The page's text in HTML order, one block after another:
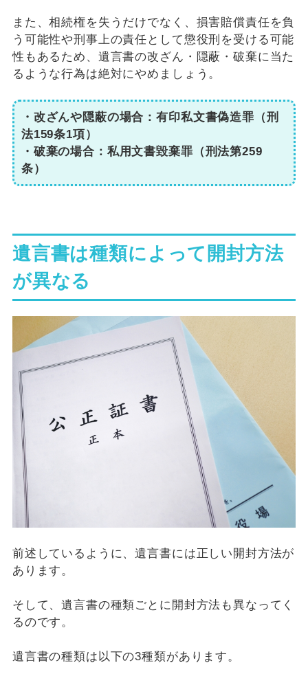
また、相続権を失うだけでなく、損害賠償責任を負
う可能性や刑事上の責任として懲役刑を受ける可能
性もあるため、遺言書の改ざん・隠蔽・破棄に当た
るような行為は絶対にやめましょう。
・改ざんや隠蔽の場合：有印私文書偽造罪（刑
法159条1項）
・破棄の場合：私用文書毀棄罪（刑法第259
条）
遺言書は種類によって開封方法
が異なる
前述しているように、遺言書には正しい開封方法が
あります。
そして、遺言書の種類ごとに開封方法も異なってく
るのです。
遺言書の種類は以下の3種類があります。